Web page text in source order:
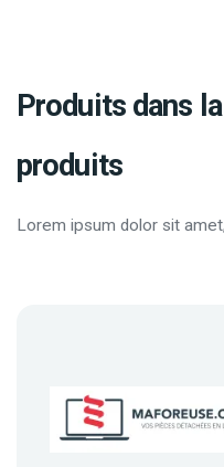
Produits dans
produits
Lorem ipsum dolor sit